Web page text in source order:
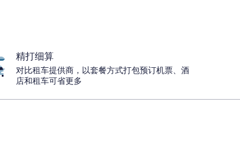
精打细算
对比租车提供商，以套餐方式打包预订机票、酒
店和租车可省更多